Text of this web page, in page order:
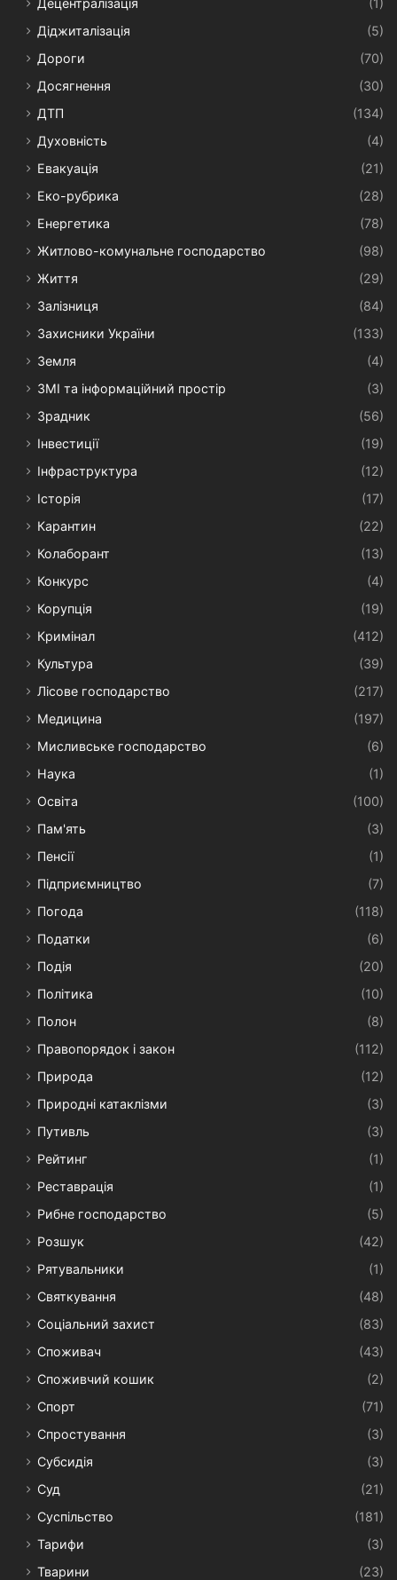
Децентралізація
(1)
Діджиталізація
(5)
Дороги
(70)
Досягнення
(30)
ДТП
(134)
Духовність
(4)
Евакуація
(21)
Еко-рубрика
(28)
Енергетика
(78)
Житлово-комунальне господарство
(98)
Життя
(29)
Залізниця
(84)
Захисники України
(133)
Земля
(4)
ЗМІ та інформаційний простір
(3)
Зрадник
(56)
Інвестиції
(19)
Інфраструктура
(12)
Історія
(17)
Карантин
(22)
Колаборант
(13)
Конкурс
(4)
Корупція
(19)
Кримінал
(412)
Культура
(39)
Лісове господарство
(217)
Медицина
(197)
Мисливське господарство
(6)
Наука
(1)
Освіта
(100)
Пам'ять
(3)
Пенсії
(1)
Підприємництво
(7)
Погода
(118)
Податки
(6)
Подія
(20)
Політика
(10)
Полон
(8)
Правопорядок і закон
(112)
Природа
(12)
Природні катаклізми
(3)
Путивль
(3)
Рейтинг
(1)
Реставрація
(1)
Рибне господарство
(5)
Розшук
(42)
Рятувальники
(1)
Святкування
(48)
Соціальний захист
(83)
Споживач
(43)
Споживчий кошик
(2)
Спорт
(71)
Спростування
(3)
Субсидія
(3)
Суд
(21)
Суспільство
(181)
Тарифи
(3)
Тварини
(23)